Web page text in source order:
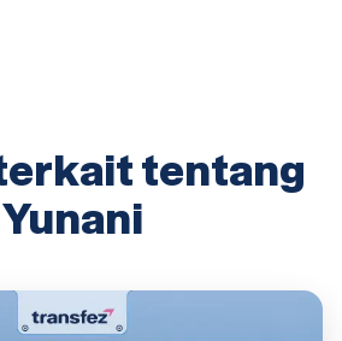
tentang
Yunani